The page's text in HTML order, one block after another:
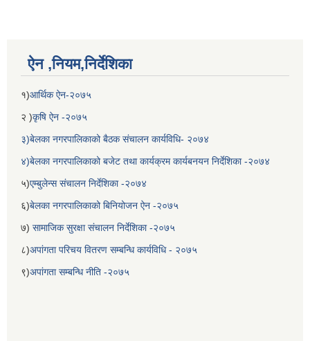
ऐन ,नियम,निर्देशिका
१)आर्थिक ऐन-२०७५
२ )कृषि ऐन -२०७५
३)बेलका नगरपालिकाको बैठक संचालन कार्यविधि- २०७४
४)बेलका नगरपालिकाको बजेट तथा कार्यक्रम कार्यबनयन निर्देशिका -२०७४
५)एम्बुलेन्स संचालन निर्देशिका -२०७४
६)बेलका नगरपालिकाको बिनियोजन ऐन -२०७५
७) सामाजिक सुरक्षा संचालन निर्देशिका -२०७५
८)अपांगता परिचय वितरण सम्बन्धि कार्यविधि - २०७५
९)अपांगता सम्बन्धि नीति -२०७५